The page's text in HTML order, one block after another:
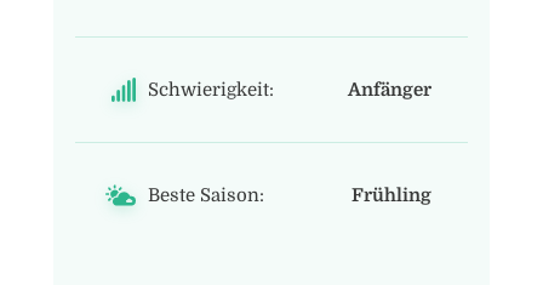
Schwierigkeit: Anfänger
Beste Saison: Frühling